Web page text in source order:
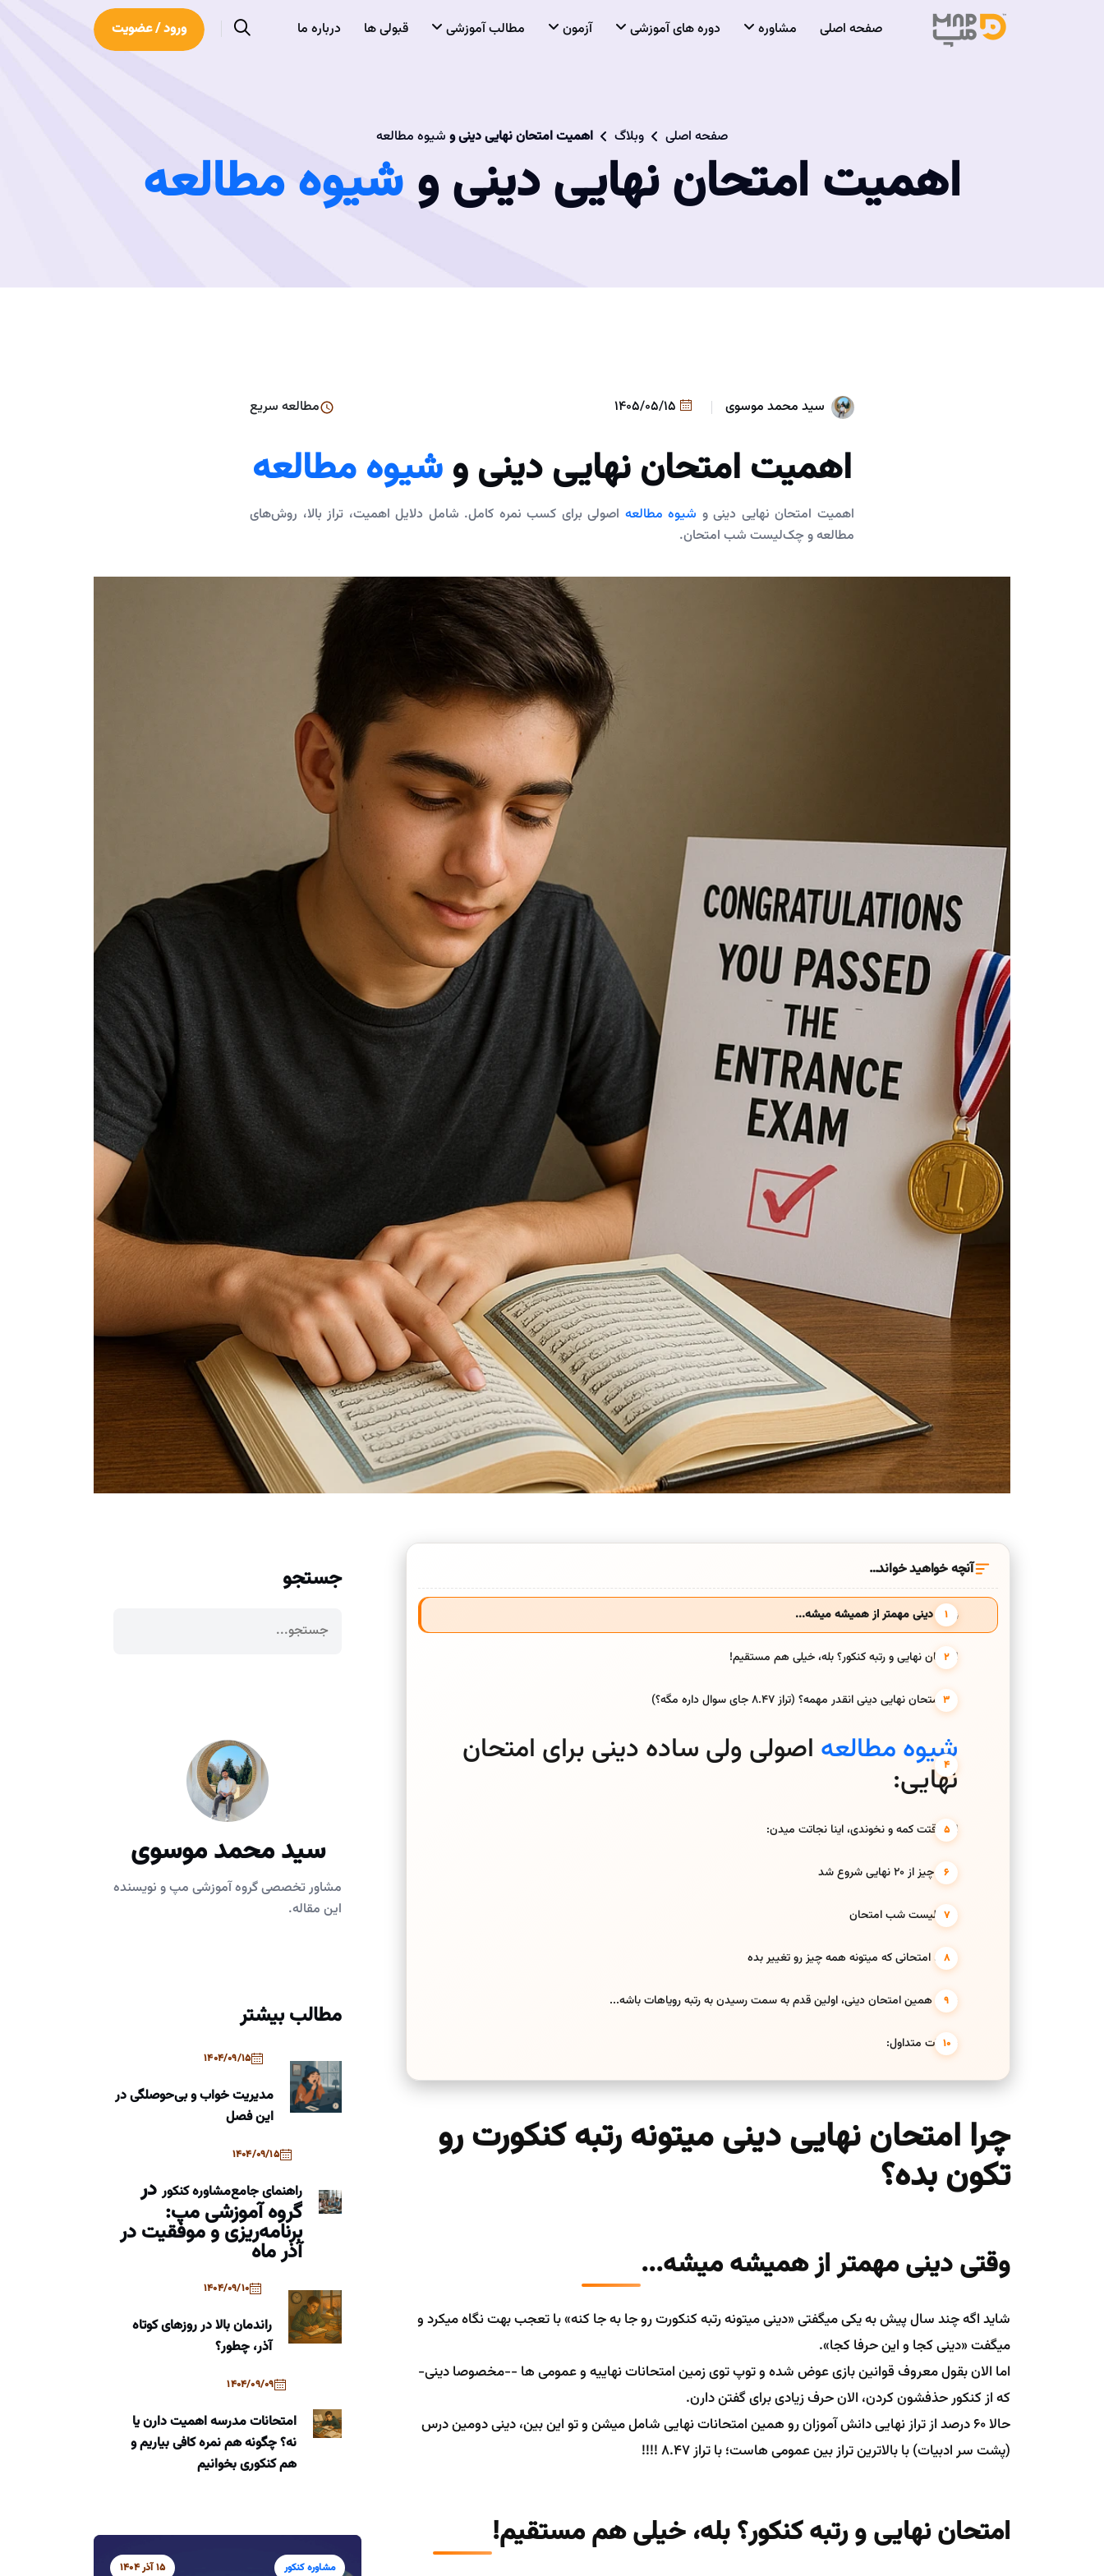
صفحه اصلی مشاوره دوره های آموزشی آزمون مطالب آموزشی قبولی ها درباره ما ورود / عضویت
صفحه اصلی وبلاگ اهمیت امتحان نهایی دینی و شیوه مطالعه
اهمیت امتحان نهایی دینی وشیوه مطالعه
سید محمد موسوی مطالعه سریع
اهمیت امتحان نهایی دینی وشیوه مطالعه
اهمیت امتحان نهایی دینی و شیوه مطالعه اصولی برای کسب نمره کامل. شامل دلایل اهمیت، تراز بالا، روش‌های
مطالعه و چک‌لیست شب امتحان.
آنچه خواهید خواند…
وقتی دینی مهمتر از همیشه میشه...
امتحان نهایی و رتبه کنکور؟ بله، خیلی هم مستقیم!
چرا امتحان نهایی دینی انقدر مهمه؟ (تراز 8.47 جای سوال داره مگه؟)
شیوه مطالعه اصولی ولی ساده دینی برای امتحان
نهایی:
اگه وقتت کمه و نخوندی، اینا نجاتت میدن:
همه چیز از 20 نهایی شروع شد
چک لیست شب امتحان
دینی، امتحانی که میتونه همه چیز رو تغییر بده
شاید همین امتحان دینی، اولین قدم به سمت رسیدن به رتبه رویاهات باشه...
سوالات متداول:
چرا امتحان نهایی دینی میتونه رتبه کنکورت رو
تکون بده؟
وقتی دینی مهمتر از همیشه میشه...
شاید اگه چند سال پیش به یکی میگفتی «دینی میتونه رتبه کنکورت رو جا به جا کنه» با تعجب بهت نگاه میکرد و
میگفت «دینی کجا و این حرفا کجا».
اما الان بقول معروف قوانین بازی عوض شده و توپ توی زمین امتحانات نهاییه و عمومی ها --مخصوصا دینی-
که از کنکور حذفشون کردن، الان حرف زیادی برای گفتن دارن.
حالا 60 درصد از تراز نهایی دانش آموزان رو همین امتحانات نهایی شامل میشن و تو این بین، دینی دومین درس
(پشت سر ادبیات) با بالاترین تراز بین عمومی هاست؛ با تراز 8.47 !!!!
امتحان نهایی و رتبه کنکور؟ بله، خیلی هم مستقیم!
جستجو
سید محمد موسوی
مشاور تخصصی گروه آموزشی مپ و نویسنده
این مقاله.
مطالب بیشتر
1404/09/15
مدیریت خواب و بی‌حوصلگی در
این فصل
1404/09/15
راهنمای جامعمشاوره کنکوردر
گروه آموزشی مپ:
برنامه‌ریزی و موفقیت در
آذر ماه
1404/09/10
راندمان بالا در روزهای کوتاه
آذر، چطور؟
1404/09/09
امتحانات مدرسه اهمیت دارن یا
نه؟ چگونه هم نمره کافی بیاریم و
هم کنکوری بخوانیم
مشاوره کنکور 15 آذر 1404